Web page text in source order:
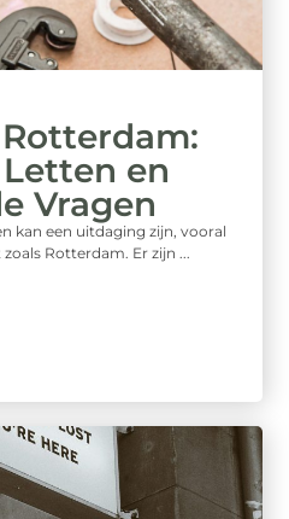
en
Vragen
kan een uitdaging zijn, vooral
Rotterdam. Er zijn ...